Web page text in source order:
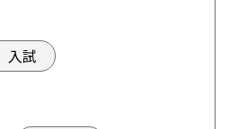
入試